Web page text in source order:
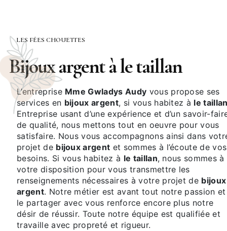
LES FÉES CHOUETTES
bijoux argent à le taillan
L’entreprise Mme Gwladys Audy vous propose ses
services en bijoux argent, si vous habitez à le
Entreprise usant d’une expérience et d’un savoir-
de qualité, nous mettons tout en oeuvre pour vous
satisfaire. Nous vous accompagnons ainsi dans
projet de bijoux argent et sommes à l’écoute de vos
besoins. Si vous habitez à le taillan, nous sommes à
votre disposition pour vous transmettre les
renseignements nécessaires à votre projet de bijoux
argent. Notre métier est avant tout notre passion et
le partager avec vous renforce encore plus notre
désir de réussir. Toute notre équipe est qualifiée et
travaille avec propreté et rigueur.